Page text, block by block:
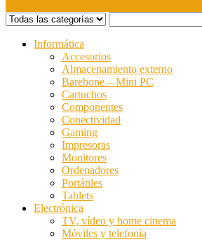
Informática
Accesorios
Almacenamiento externo
Barebone – Mini PC
Cartuchos
Componentes
Conectividad
Gaming
Impresoras
Monitores
Ordenadores
Portátiles
Tablets
Electrónica
TV, vídeo y home cinema
Móviles y telefonía